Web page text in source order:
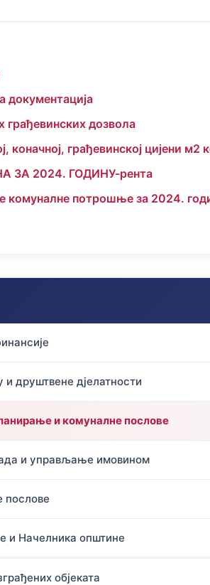
документација
грађевинских дозвола
коначној, грађевинској цијени
ЗА 2024. ГОДИНУ-рента
комуналне потрошње за 2024.
друштвене дјелатности
и комуналне послове
и управљање имовином
послове
и Начелника општине
објеката